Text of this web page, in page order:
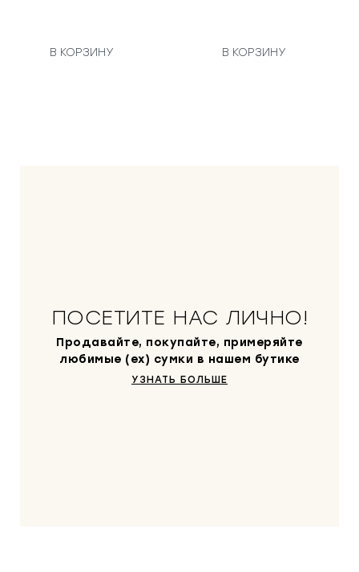
В КОРЗИНУ В КОРЗИНУ
ПОСЕТИТЕ НАС ЛИЧНО!
Продавайте, покупайте, примеряйте
любимые (ex) сумки в нашем бутике
УЗНАТЬ БОЛЬШЕ